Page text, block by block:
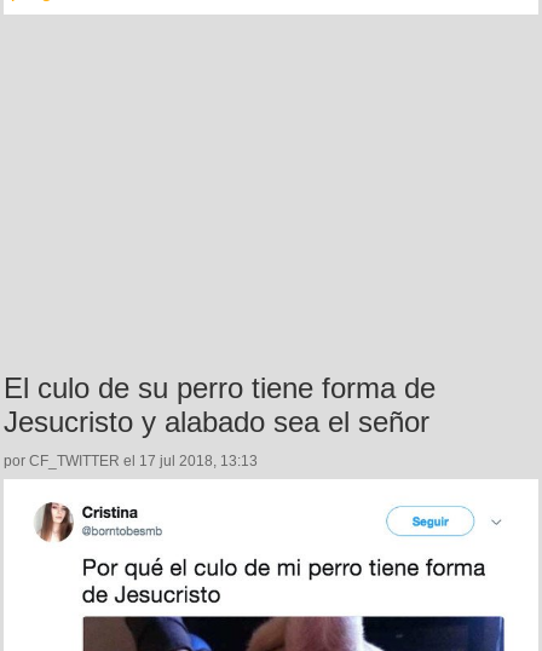
El culo de su perro tiene forma de
Jesucristo y alabado sea el señor
por CF_TWITTER el 17 jul 2018, 13:13